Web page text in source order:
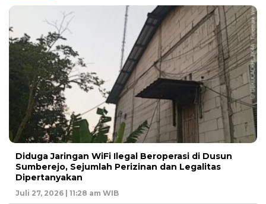
Diduga Jaringan WiFi Ilegal Beroperasi di Dusun
Sumberejo, Sejumlah Perizinan dan Legalitas
Dipertanyakan
Juli 27, 2026 | 11:28 am WIB